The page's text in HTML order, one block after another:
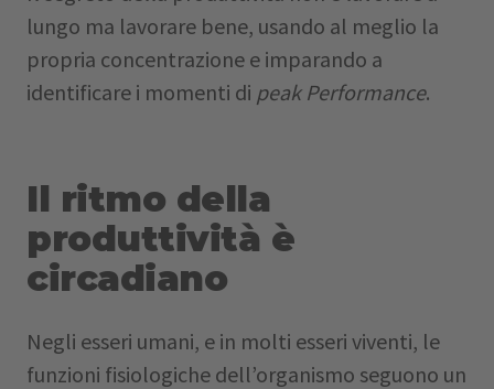
lungo ma lavorare bene, usando al meglio la
propria concentrazione e imparando a
identificare i momenti di peak Performance.
Il ritmo della
produttività è
circadiano
Negli esseri umani, e in molti esseri viventi, le
funzioni fisiologiche dell’organismo seguono un